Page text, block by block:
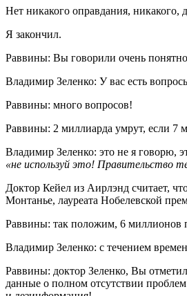
Нет никакого оправдания, никакого,
Я закончил.
Раввины: Вы говорили очень
Владимир Зеленко: У вас есть
Раввины: много вопросов!
Раввины: 2 миллиарда умрут, если 7
Владимир Зеленко: это не я говорю,
«не используй это! Правительство
Доктор Кейел из Аирлэнд считает,
Монтанье, лауреата Нобелевской
Раввины: так положим, 6 миллионов
Владимир Зеленко: с течением
Раввины: доктор Зеленко, Вы
данные о полном отсутствии